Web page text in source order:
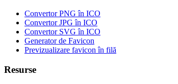
Convertor PNG în ICO
Convertor JPG în ICO
Convertor SVG în ICO
Generator de Favicon
Previzualizare favicon în filă
Resurse